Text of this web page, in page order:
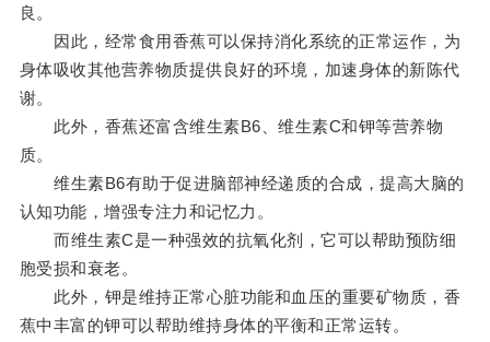
良。
因此，经常食用香蕉可以保持消化系统的正常运作，为
身体吸收其他营养物质提供良好的环境，加速身体的新陈代
谢。
此外，香蕉还富含维生素B6、维生素C和钾等营养物
质。
维生素B6有助于促进脑部神经递质的合成，提高大脑的
认知功能，增强专注力和记忆力。
而维生素C是一种强效的抗氧化剂，它可以帮助预防细
胞受损和衰老。
此外，钾是维持正常心脏功能和血压的重要矿物质，香
蕉中丰富的钾可以帮助维持身体的平衡和正常运转。